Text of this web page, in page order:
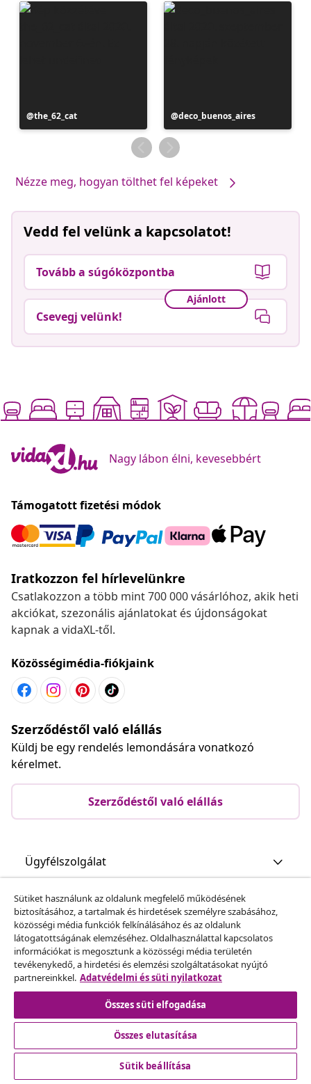
Bejegyzés
közzétevője
the_62_cat
Bejegyzés
közzétevője
deco_buenos_aires
Nézze meg, hogyan tölthet fel képeket
Vedd fel velünk a kapcsolatot!
Tovább a súgóközpontba
Ajánlott
Csevegj velünk!
Nagy lábon élni, kevesebbért
Támogatott fizetési módok
Iratkozzon fel hírlevelünkre
Csatlakozzon a több mint 700 000 vásárlóhoz, akik heti
akciókat, szezonális ajánlatokat és újdonságokat
kapnak a vidaXL-től.
Közösségimédia-fiókjaink
Szerződéstől való elállás
Küldj be egy rendelés lemondására vonatkozó
kérelmet.
Szerződéstől való elállás
Ügyfélszolgálat
Üzlet
vidaXL
Fedezz fel többet
Sütiket használunk az oldalunk megfelelő működésének
biztosításához, a tartalmak és hirdetések személyre szabásához,
közösségi média funkciók felkínálásához és az oldalunk
látogatottságának elemzéséhez. Oldalhasználattal kapcsolatos
információkat is megosztunk a közösségi média területén
tevékenykedő, a hirdetési és elemzési szolgáltatásokat nyújtó
partnereinkkel. Adatvédelmi és süti nyilatkozat
Összes süti elfogadása
Összes elutasítása
Sütik beállítása